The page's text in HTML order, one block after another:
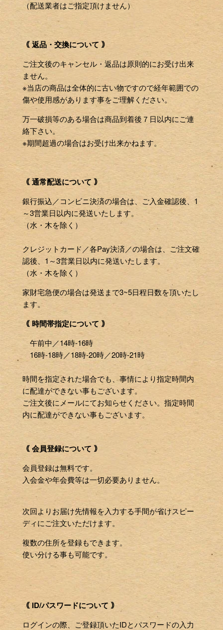
（配送業者はご指定頂けません）
｟ 返品・交換について ｠
ご注文後のキャンセル・返品は原則的にお受け出来
ません。
※当店の商品は全体的に古い物ですので経年範囲での
傷や使用感があります事をご理解ください。
万一破損等のある場合は商品到着後７日以内にご連
絡下さい。
※期間超過の場合はお受け出来かねます。
｟ 通常配送について ｠
銀行振込／コンビニ決済の場合は、ご入金確認後、1
～3営業日以内に発送いたします。
（水・木を除く）
クレジットカード／各Pay決済／の場合は、ご注文確
認後、1～3営業日以内に発送いたします。
（水・木を除く）
家財宅急便の場合は発送まで3~5日程日数を頂いたし
ます。
｟ 時間帯指定について ｠
午前中／14時-16時
16時-18時／18時-20時／20時-21時
時間を指定された場合でも、事情により指定時間内
に配達ができない事もございます。
ご注文後にメールにてお知らせください。指定時間
内に配達ができない事もございます。
｟ 会員登録について ｠
会員登録は無料です。
入会金や年会費等は一切必要ありません。
次回よりお届け先情報を入力する手間が省けスピー
ディにご注文いただけます。
複数の住所を登録もできます。
使い分ける事も可能です。
｟ ID/パスワードについて ｠
ログインの際、ご登録頂いたIDとパスワードの入力